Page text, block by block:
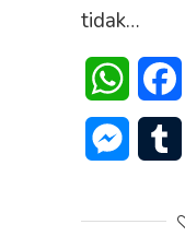
tidak…